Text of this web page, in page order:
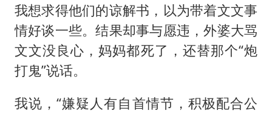
我想求得他们的谅解书，以为带着文文事
情好谈一些。结果却事与愿违，外婆大骂
文文没良心，妈妈都死了，还替那个“炮
打鬼”说话。
我说，“嫌疑人有自首情节，积极配合公